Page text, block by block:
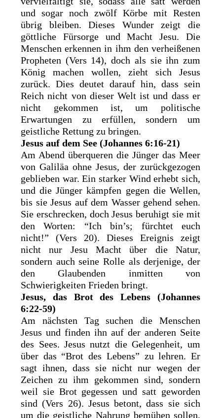
und sogar noch zwölf Körbe mit Resten
übrig bleiben. Dieses Wunder zeigt die
göttliche Fürsorge und Macht Jesu. Die
Menschen erkennen in ihm den verheißenen
Propheten (Vers 14), doch als sie ihn zum
König machen wollen, zieht sich Jesus
zurück. Dies deutet darauf hin, dass sein
Reich nicht von dieser Welt ist und dass er
nicht gekommen ist, um politische
Erwartungen zu erfüllen, sondern um
geistliche Rettung zu bringen.
Jesus auf dem See (Johannes 6:16-21)
Am Abend überqueren die Jünger das Meer
von Galiläa ohne Jesus, der zurückgezogen
geblieben war. Ein starker Wind erhebt sich,
und die Jünger kämpfen gegen die Wellen,
bis sie Jesus auf dem Wasser gehend sehen.
Sie erschrecken, doch Jesus beruhigt sie mit
den Worten: “Ich bin’s; fürchtet euch
nicht!” (Vers 20). Dieses Ereignis zeigt
nicht nur Jesu Macht über die Natur,
sondern auch seine Rolle als derjenige, der
den Glaubenden inmitten von
Schwierigkeiten Frieden bringt.
Jesus, das Brot des Lebens (Johannes
6:22-59)
Am nächsten Tag suchen die Menschen
Jesus und finden ihn auf der anderen Seite
des Sees. Jesus nutzt die Gelegenheit, um
über das “Brot des Lebens” zu lehren. Er
sagt ihnen, dass sie nicht nur wegen der
Zeichen zu ihm gekommen sind, sondern
weil sie Brot gegessen und satt geworden
sind (Vers 26). Jesus betont, dass sie sich
um die geistliche Nahrung bemühen sollen,